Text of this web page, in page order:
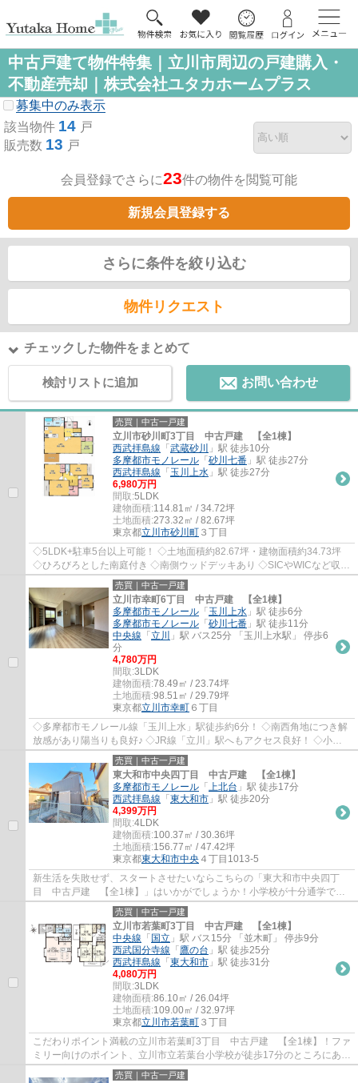
中古戸建て物件特集｜立川市周辺の戸建購入・
不動産売却｜株式会社ユタカホームプラス
募集中のみ表示
該当物件 14 戸
販売数 13 戸
会員登録でさらに23件の物件を閲覧可能
新規会員登録する
さらに条件を絞り込む
物件リクエスト
チェックした物件をまとめて
検討リストに追加 お問い合わせ
売買｜中古一戸建
立川市砂川町3丁目 中古戸建 【全1棟】
西武拝島線 「 武蔵砂川
」駅 徒歩10分
多摩都市モノレール 「 砂川七番 」駅 徒歩27分
西武拝島線 「 玉川上水 」駅 徒歩27分
6,980万円
間取:5LDK
建物面積:114.81㎡ / 34.72坪
土地面積:273.32㎡ / 82.67坪
東京都立川市砂川町 ３丁目
◇5LDK+駐車5台以上可能！ ◇土地面積約82.67坪・建物面積約34.73坪
◇ひろびろとした南庭付き ◇南側ウッドデッキあり ◇SICやWICなど収納
豊富 ◇LDKはひろびろ約21帖！ ◇リビング横には約4...
売買｜中古一戸建
立川市幸町6丁目 中古戸建 【全1棟】
多摩都市モノレール 「 玉川上水 」駅 徒歩6分
多摩都市モノレール 「 砂川七番 」駅 徒歩11分
中央線 「 立川
」駅 バス25分 「玉川上水駅」 停歩6
分
4,780万円
間取:3LDK
建物面積:78.49㎡ / 23.74坪
土地面積:98.51㎡ / 29.79坪
東京都立川市幸町 ６丁目
◇多摩都市モノレール線「玉川上水」駅徒歩約6分！ ◇南西角地につき解
放感があり陽当りも良好♪ ◇JR線「立川」駅へもアクセス良好！ ◇小学
校徒歩約4分、保育園徒歩約5分！ ◇約15.48帖の...
売買｜中古一戸建
東大和市中央四丁目 中古戸建 【全1棟】
多摩都市モノレール 「 上北台 」駅 徒歩17分
西武拝島線 「 東大和市 」駅 徒歩20分
4,399万円
間取:4LDK
建物面積:100.37㎡ / 30.36坪
土地面積:156.77㎡ / 47.42坪
東京都東大和市中央 ４丁目1013-5
新生活を失敗せず、スタートさせたいならこちらの「東大和市中央四丁
目 中古戸建 【全1棟】」はいかがでしょうか！小学校が十分通学でき
る範囲にあります！東大和市立第二小学校が徒...
売買｜中古一戸建
立川市若葉町3丁目 中古戸建 【全1棟】
中央線 「 国立 」駅 バス15分 「並木町」 停歩9分
西武国分寺線 「 鷹の台 」駅 徒歩25分
西武拝島線 「 東大和市 」駅 徒歩31分
4,080万円
間取:3LDK
建物面積:86.10㎡ / 26.04坪
土地面積:109.00㎡ / 32.97坪
東京都立川市若葉町 ３丁目
こだわりポイント満載の立川市若葉町3丁目 中古戸建 【全1棟】！ファ
ミリー向けのポイント、立川市立若葉台小学校が徒歩17分のところにあり
ます！玄関収納のは沢山の靴が入るように...
売買｜中古一戸建